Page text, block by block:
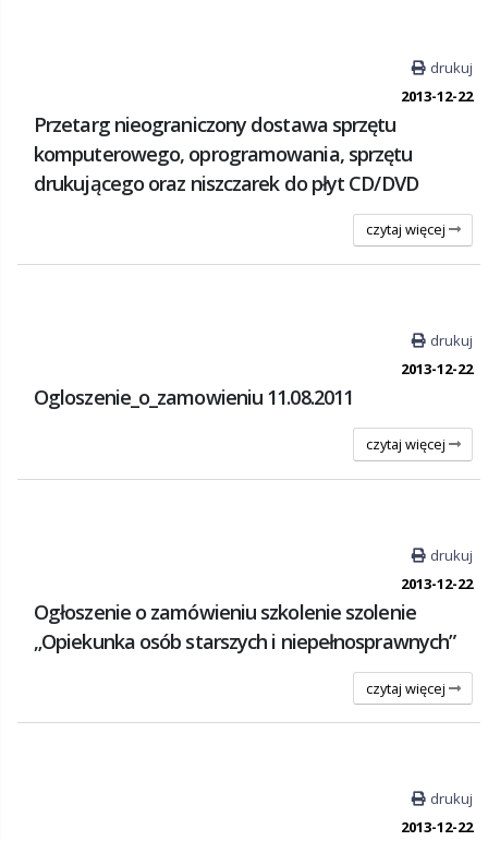
drukuj
2013-12-22
Przetarg nieograniczony dostawa sprzętu
komputerowego, oprogramowania, sprzętu
drukującego oraz niszczarek do płyt CD/DVD
czytaj więcej
drukuj
2013-12-22
Ogloszenie_o_zamowieniu 11.08.2011
czytaj więcej
drukuj
2013-12-22
Ogłoszenie o zamówieniu szkolenie szolenie
„Opiekunka osób starszych i niepełnosprawnych”
czytaj więcej
drukuj
2013-12-22